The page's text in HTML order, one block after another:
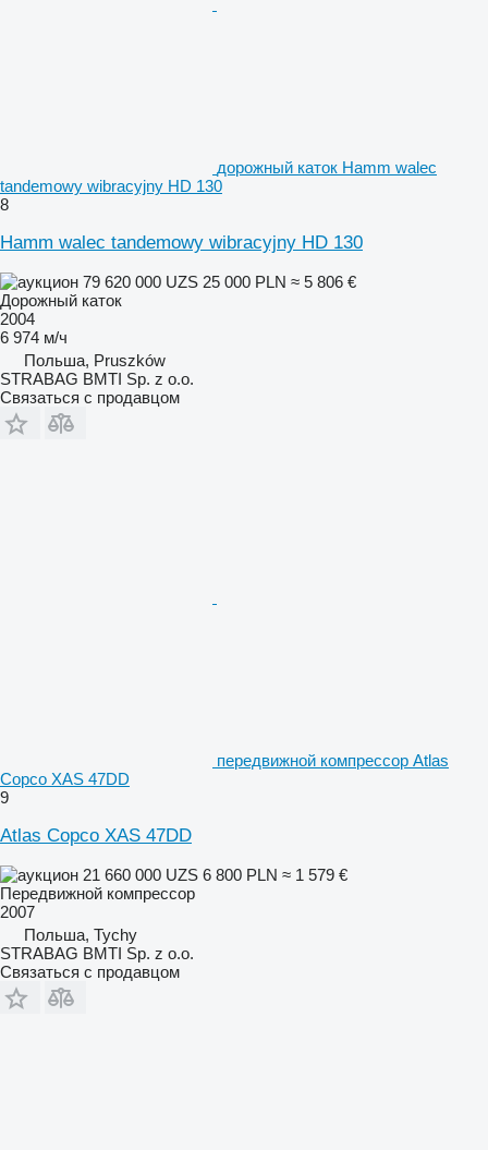
дорожный каток Hamm walec
tandemowy wibracyjny HD 130
8
Hamm walec tandemowy wibracyjny HD 130
79 620 000 UZS 25 000 PLN ≈ 5 806 €
Дорожный каток
2004
6 974 м/ч
Польша, Pruszków
STRABAG BMTI Sp. z o.o.
Связаться с продавцом
передвижной компрессор Atlas
Copco XAS 47DD
9
Atlas Copco XAS 47DD
21 660 000 UZS 6 800 PLN ≈ 1 579 €
Передвижной компрессор
2007
Польша, Tychy
STRABAG BMTI Sp. z o.o.
Связаться с продавцом